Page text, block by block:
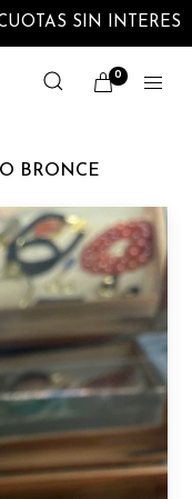
SIN INTERES
0
BRONCE